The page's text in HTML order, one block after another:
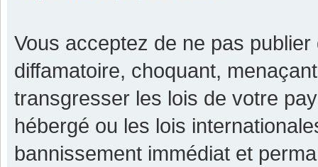
Vous acceptez de ne pas
diffamatoire, choquant,
transgresser les lois de votre
hébergé ou les lois
bannissement immédiat et